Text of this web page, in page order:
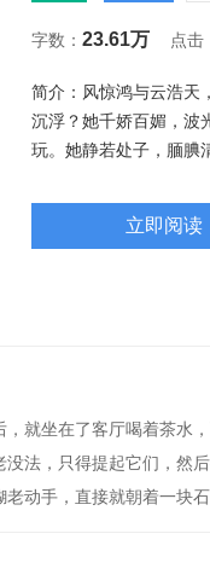
字数： 23.61万 点击
简介：风惊鸿与云浩天
沉浮？她千娇百媚，波
玩。她静若处子，腼腆
不，还有比这天阙大陆
灵，长翅膀的人，龙
立即阅读
，就坐在了客厅喝着茶水
法，只得提起它们，然
动手，直接就朝着一块